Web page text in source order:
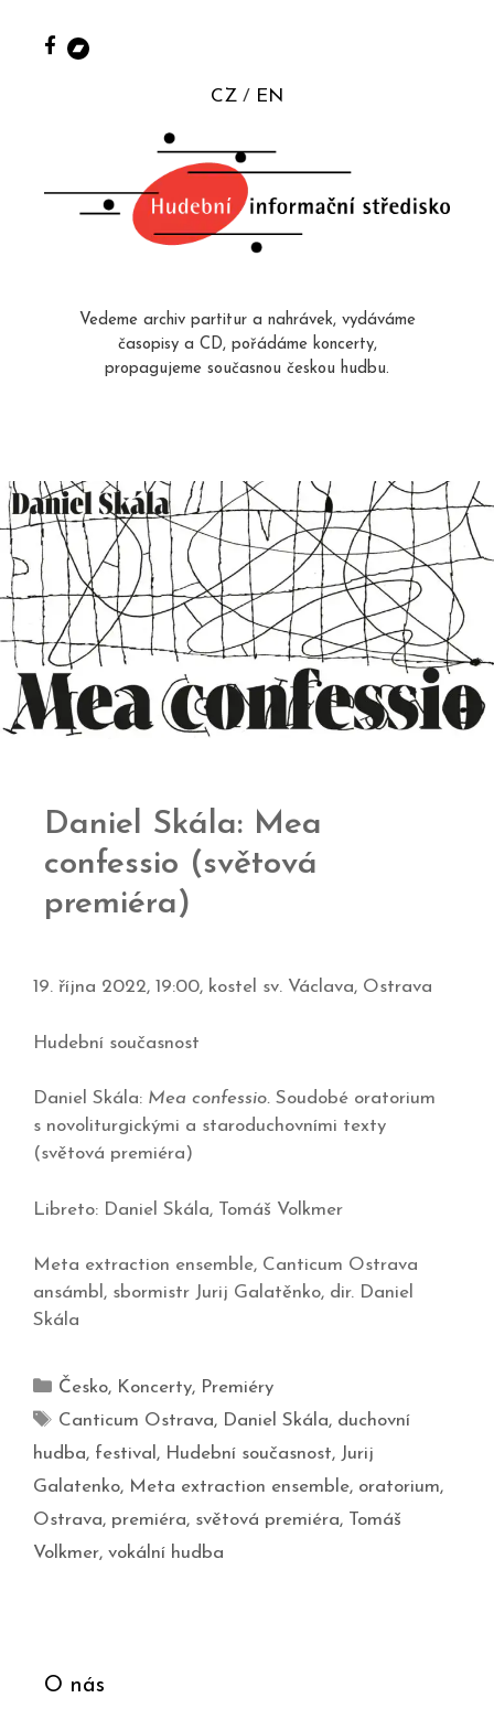
CZ EN
Vedeme archiv partitur a nahrávek, vydáváme
časopisy a CD, pořádáme koncerty,
propagujeme současnou českou hudbu.
Daniel Skála: Mea
confessio (světová
premiéra)
19. října 2022, 19:00, kostel sv. Václava, Ostrava
Hudební současnost
Daniel Skála: Mea confessio. Soudobé oratorium
s novoliturgickými a staroduchovními texty
(světová premiéra)
Libreto: Daniel Skála, Tomáš Volkmer
Meta extraction ensemble, Canticum Ostrava
ansámbl, sbormistr Jurij Galatěnko, dir. Daniel
Skála
Česko, Koncerty, Premiéry
Canticum Ostrava, Daniel Skála, duchovní
hudba, festival , Hudební současnost, Jurij
Galatenko, Meta extraction ensemble, oratorium,
Ostrava, premiéra, světová premiéra, Tomáš
Volkmer, vokální hudba
O nás